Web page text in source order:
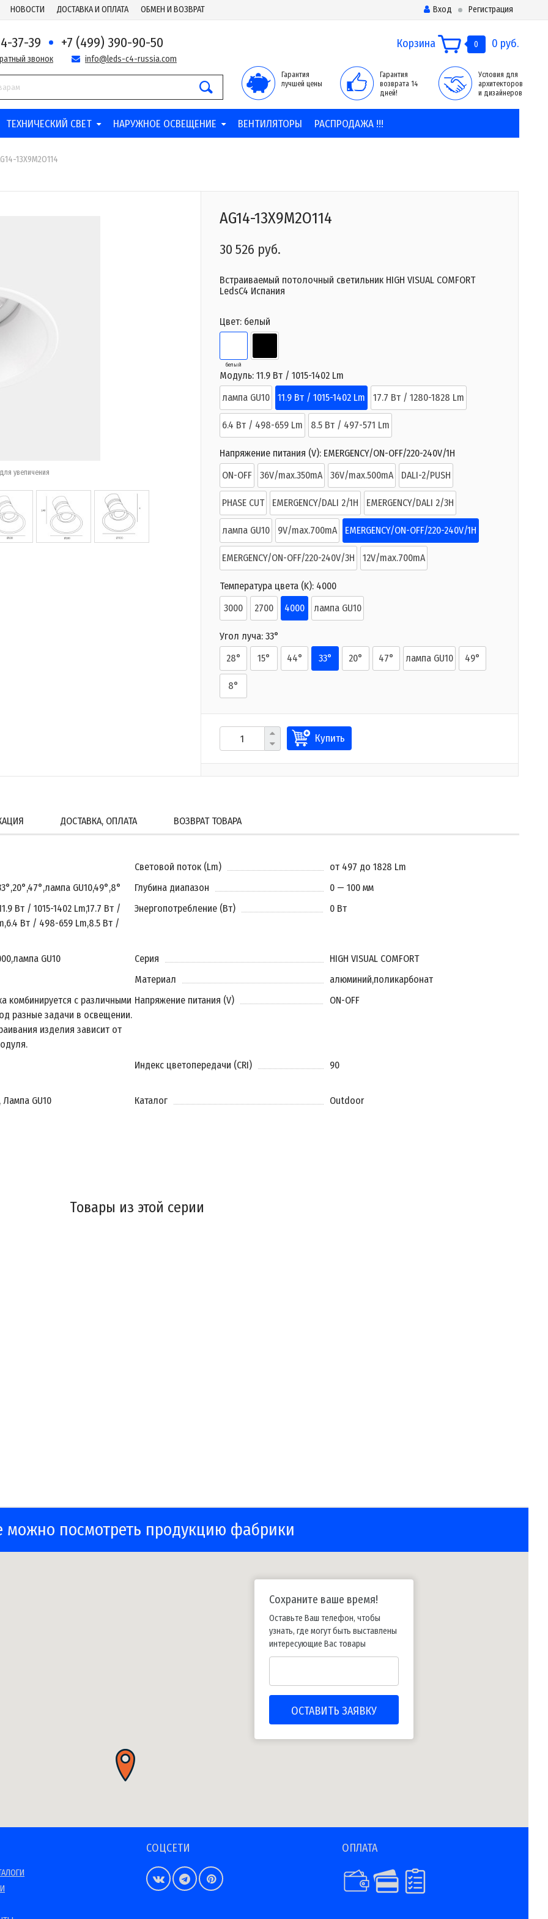
НОВОСТИ ДОСТАВКА И ОПЛАТА ОБМЕН И ВОЗВРАТ Вход Регистрация
37-39 +7 (499) 390-90-50
звонок info@leds-c4-russia.com
Корзина 0 0 руб.
Гарантия
лучшей цены
Гарантия
возврата 14
дней!
Условия для
архитекторов
и дизайнеров
ТЕХНИЧЕСКИЙ СВЕТ НАРУЖНОЕ ОСВЕЩЕНИЕ ВЕНТИЛЯТОРЫ РАСПРОДАЖА !!!
13X9M2O114
увеличения
AG14-13X9M2O114
30 526 руб.
Встраиваемый потолочный светильник HIGH VISUAL COMFORT
LedsC4 Испания
Цвет: белый
белый
Модуль: 11.9 Вт / 1015-1402 Lm
лампа GU10
11.9 Вт / 1015-1402 Lm 17.7 Вт / 1280-1828 Lm
6.4 Вт / 498-659 Lm 8.5 Вт / 497-571 Lm
Напряжение питания (V): EMERGENCY/ON-OFF/220-240V/1H
ON-OFF
36V/max.350mA 36V/max.500mA DALI-2/PUSH
PHASE CUT EMERGENCY/DALI 2/1H EMERGENCY/DALI 2/3H
лампа GU10 9V/max.700mA EMERGENCY/ON-OFF/220-240V/1H
EMERGENCY/ON-OFF/220-240V/3H 12V/max.700mA
Температура цвета (K): 4000
3000
2700 4000 лампа GU10
Угол луча: 33°
28°
15° 44° 33° 20° 47° лампа GU10 49°
8°
Купить
ДОСТАВКА, ОПЛАТА ВОЗВРАТ ТОВАРА
Световой поток (Lm)
от 497 до 1828 Lm
,20°,47°,лампа GU10,49°,8° Глубина диапазон
0 — 100 мм
Вт / 1015-1402 Lm17.7 Вт /
,6.4 Вт / 498-659 Lm,8.5 Вт /
Энергопотребление (Вт) 0 Вт
,лампа GU10 Серия
HIGH VISUAL COMFORT
Материал алюминий,поликарбонат
комбинируется с различными
разные задачи в освещении.
изделия зависит от
Напряжение питания (V) ON-OFF
Индекс цветопередачи (CRI) 90
GU10 Каталог
Outdoor
Товары из этой серии
можно посмотреть продукцию фабрики
Сохраните ваше время!
Оставьте Ваш телефон, чтобы
узнать, где могут быть выставлены
интересующие Вас товары
СОЦСЕТИ ОПЛАТА